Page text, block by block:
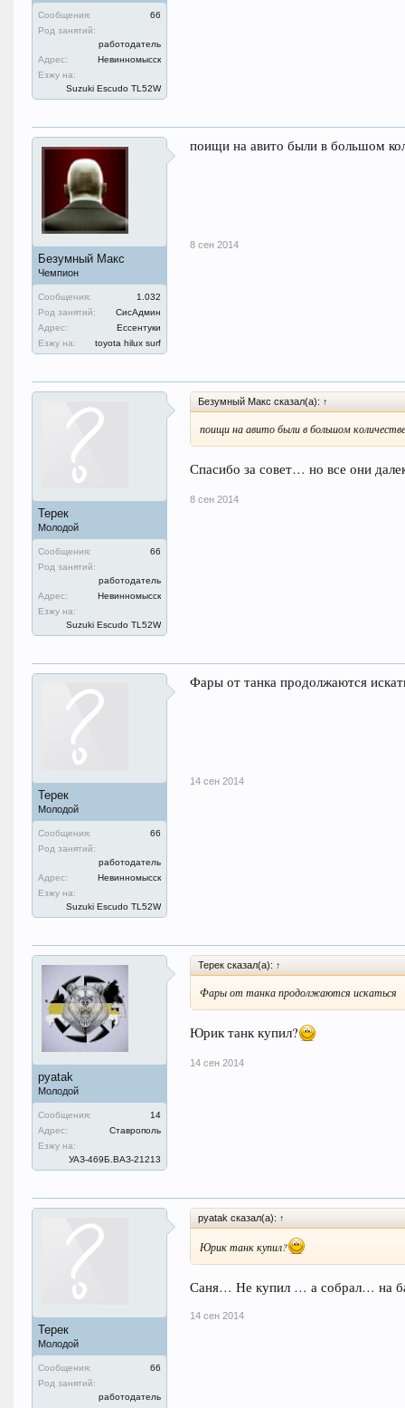
Сообщения:
66
Род занятий:
работодатель
Адрес:
Невинномысск
Езжу на:
Suzuki Escudo TL52W
Безумный Макс
Чемпион
Сообщения:
1.032
Род занятий:
СисАдмин
Адрес:
Ессентуки
Езжу на:
toyota hilux surf
поищи на авито были в большом
8 сен 2014
Терек
Молодой
Сообщения:
66
Род занятий:
работодатель
Адрес:
Невинномысск
Езжу на:
Suzuki Escudo TL52W
Безумный Макс сказал(а): ↑
поищи на авито были в большом
Спасибо за совет… но все они
8 сен 2014
Терек
Молодой
Сообщения:
66
Род занятий:
работодатель
Адрес:
Невинномысск
Езжу на:
Suzuki Escudo TL52W
Фары от танка продолжаются
14 сен 2014
pyatak
Молодой
Сообщения:
14
Адрес:
Ставрополь
Езжу на:
УАЗ-469Б.ВАЗ-21213
Терек сказал(а): ↑
Фары от танка продолжаются искаться
Юрик танк купил?
14 сен 2014
Терек
Молодой
Сообщения:
66
Род занятий:
работодатель
pyatak сказал(а): ↑
Юрик танк купил?
Саня… Не купил … а собрал… на
14 сен 2014